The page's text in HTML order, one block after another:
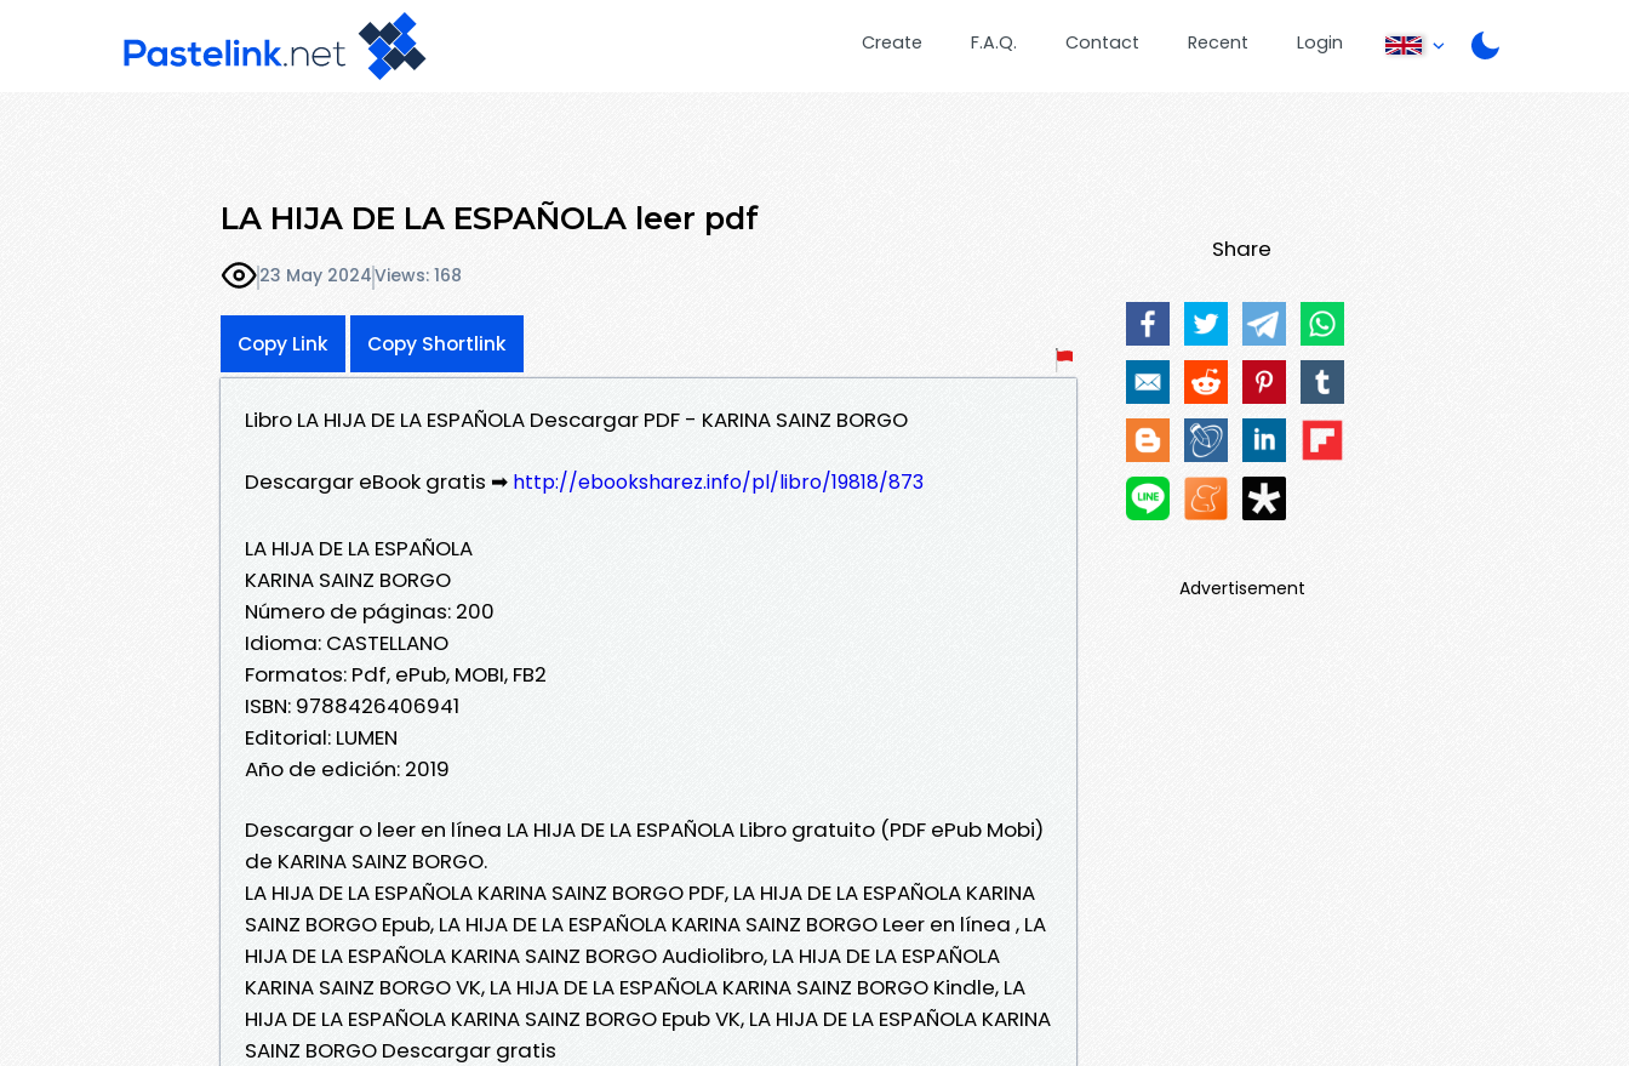
Create F.A.Q. Contact Recent Login
LA HIJA DE LA ESPAÑOLA leer pdf
23 May 2024Views: 168
Copy Link Copy Shortlink
Libro LA HIJA DE LA ESPAÑOLA Descargar PDF - KARINA SAINZ BORGO
Descargar eBook gratis ➡ http://ebooksharez.info/pl/libro/19818/873
LA HIJA DE LA ESPAÑOLA
KARINA SAINZ BORGO
Número de páginas: 200
Idioma: CASTELLANO
Formatos: Pdf, ePub, MOBI, FB2
ISBN: 9788426406941
Editorial: LUMEN
Año de edición: 2019
Descargar o leer en línea LA HIJA DE LA ESPAÑOLA Libro gratuito (PDF ePub Mobi)
de KARINA SAINZ BORGO.
LA HIJA DE LA ESPAÑOLA KARINA SAINZ BORGO PDF, LA HIJA DE LA ESPAÑOLA KARINA
SAINZ BORGO Epub, LA HIJA DE LA ESPAÑOLA KARINA SAINZ BORGO Leer en línea , LA
HIJA DE LA ESPAÑOLA KARINA SAINZ BORGO Audiolibro, LA HIJA DE LA ESPAÑOLA
KARINA SAINZ BORGO VK, LA HIJA DE LA ESPAÑOLA KARINA SAINZ BORGO Kindle, LA
HIJA DE LA ESPAÑOLA KARINA SAINZ BORGO Epub VK, LA HIJA DE LA ESPAÑOLA KARINA
SAINZ BORGO Descargar gratis
Share
Advertisement